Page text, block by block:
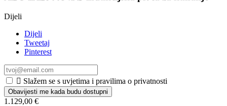
Dijeli
Dijeli
Tweetaj
Pinterest
 Slažem se s uvjetima i pravilima o privatnosti
Obavijesti me kada budu dostupni
1.129,00 €